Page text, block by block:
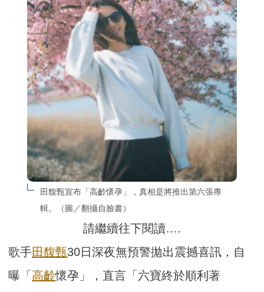
田馥甄宣布「高齡懷孕」，真相是將推出第六張專
輯。（圖／翻攝自臉書）
請繼續往下閱讀….
歌手田馥甄30日深夜無預警拋出震撼喜訊，自
曝「 高齡懷孕」，直言「六寶終於順利著